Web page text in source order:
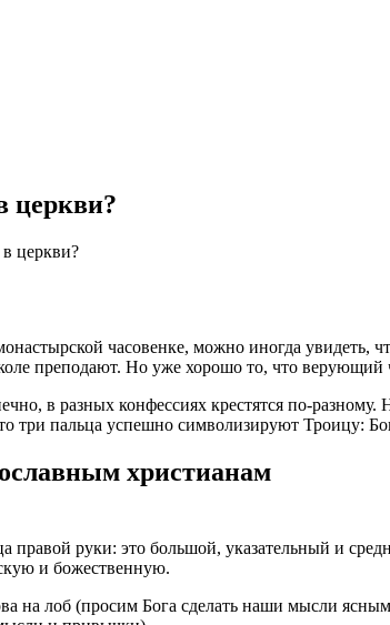
церкви?
церкви?
часовенке, можно иногда
преподают. Но уже хорошо то, что верующий
в разных конфессиях крестятся по-
три пальца успешно символизируют Троицу:
христианам
правой руки: это большой, указательный и
и божественную.
на лоб (просим Бога сделать наши мысли